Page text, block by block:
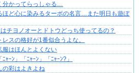
た日々
分かってらっしゃる…
ほど心に染みるターボの名言…また明日も遊ぼ
チヨノオーとドトウどっち使ってるの？
レスの格好が1番似合うよな。
服はほんとよくない
ｬｰﾝ」「ﾆｬｰﾝ」「ﾆｬｰﾝ?」
の彩はよきよね